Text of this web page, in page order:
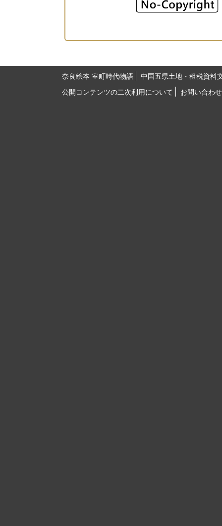
奈良絵本 室町時代物語
中国五県土地・租税資料
公開コンテンツの二次利用について
お問い合わせ